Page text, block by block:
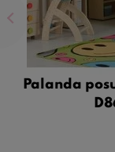
Palanda